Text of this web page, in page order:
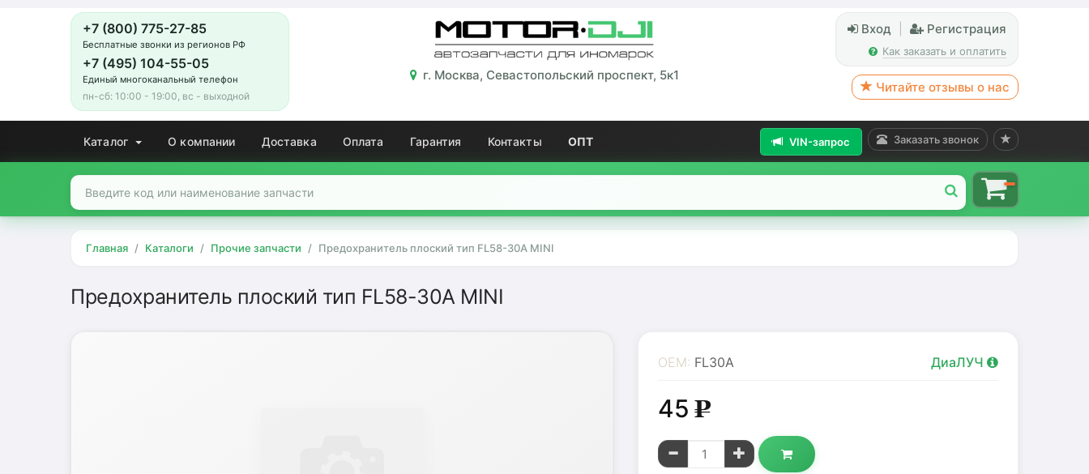
+7 (800) 775-27-85
Бесплатные звонки из регионов РФ
+7 (495) 104-55-05
Единый многоканальный телефон
пн-сб: 10:00 - 19:00, вс - выходной
г. Москва, Севастопольский проспект, 5к1
Вход Регистрация
Как заказать и оплатить
Читайте отзывы о нас
Каталог О компании Доставка Оплата Гарантия Контакты ОПТ Заказать звонок
VIN-запрос
Главная Каталоги Прочие запчасти Предохранитель плоский тип FL58-30A MINI
Предохранитель плоский тип FL58-30A MINI
OEM: FL30A ДиаЛУЧ
45g